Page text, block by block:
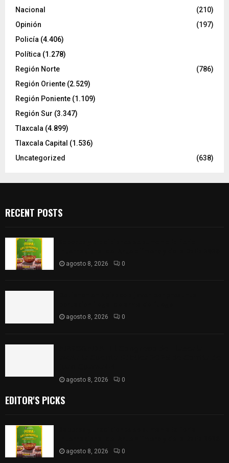
Nacional
(210)
Opinión
(197)
Policía (4.406)
Política (1.278)
Región Norte
(786)
Región Oriente (2.529)
Región Poniente (1.109)
Región Sur (3.347)
Tlaxcala (4.899)
Tlaxcala Capital (1.536)
Uncategorized
(638)
RECENT POSTS
agosto 8, 2026 0
agosto 8, 2026 0
agosto 8, 2026 0
EDITOR'S PICKS
agosto 8, 2026 0